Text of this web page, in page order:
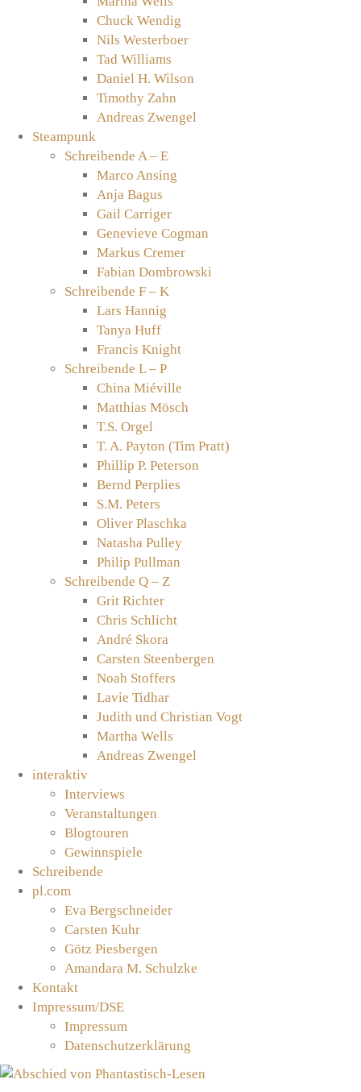
Chuck Wendig
Nils Westerboer
Tad Williams
Daniel H. Wilson
Timothy Zahn
Andreas Zwengel
Steampunk
Schreibende A – E
Marco Ansing
Anja Bagus
Gail Carriger
Genevieve Cogman
Markus Cremer
Fabian Dombrowski
Schreibende F – K
Lars Hannig
Tanya Huff
Francis Knight
Schreibende L – P
China Miéville
Matthias Mösch
T.S. Orgel
T. A. Payton (Tim Pratt)
Phillip P. Peterson
Bernd Perplies
S.M. Peters
Oliver Plaschka
Natasha Pulley
Philip Pullman
Schreibende Q – Z
Grit Richter
Chris Schlicht
André Skora
Carsten Steenbergen
Noah Stoffers
Lavie Tidhar
Judith und Christian Vogt
Martha Wells
Andreas Zwengel
interaktiv
Interviews
Veranstaltungen
Blogtouren
Gewinnspiele
Schreibende
pl.com
Eva Bergschneider
Carsten Kuhr
Götz Piesbergen
Amandara M. Schulzke
Kontakt
Impressum/DSE
Impressum
Datenschutzerklärung